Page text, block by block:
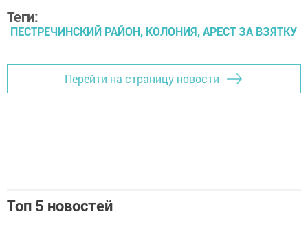
Теги:
ПЕСТРЕЧИНСКИЙ РАЙОН, КОЛОНИЯ, АРЕСТ ЗА ВЗЯТКУ
Перейти на страницу новости
Топ 5 новостей